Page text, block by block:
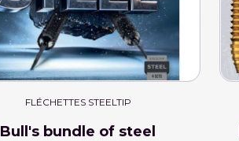
FLÉCHETTES STEELTIP
Bull's bundle of steel